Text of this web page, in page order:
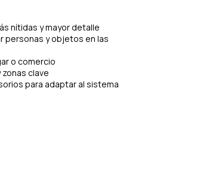
nítidas y mayor detalle
personas y objetos en las
o comercio
clave
para adaptar al sistema